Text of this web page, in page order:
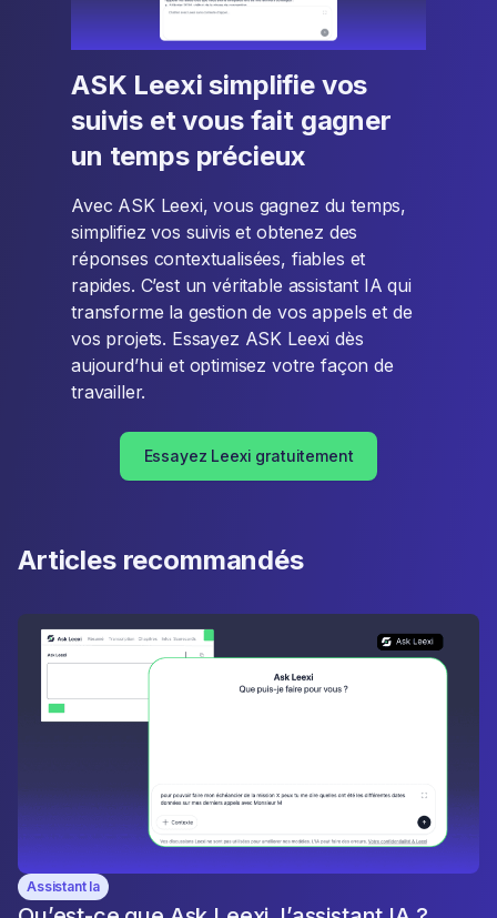
ASK Leexi simplifie vos
suivis et vous fait gagner
un temps précieux
Avec ASK Leexi, vous gagnez du temps,
simplifiez vos suivis et obtenez des
réponses contextualisées, fiables et
rapides. C’est un véritable assistant IA qui
transforme la gestion de vos appels et de
vos projets. Essayez ASK Leexi dès
aujourd’hui et optimisez votre façon de
travailler.
Essayez Leexi gratuitement
Articles recommandés
Assistant Ia